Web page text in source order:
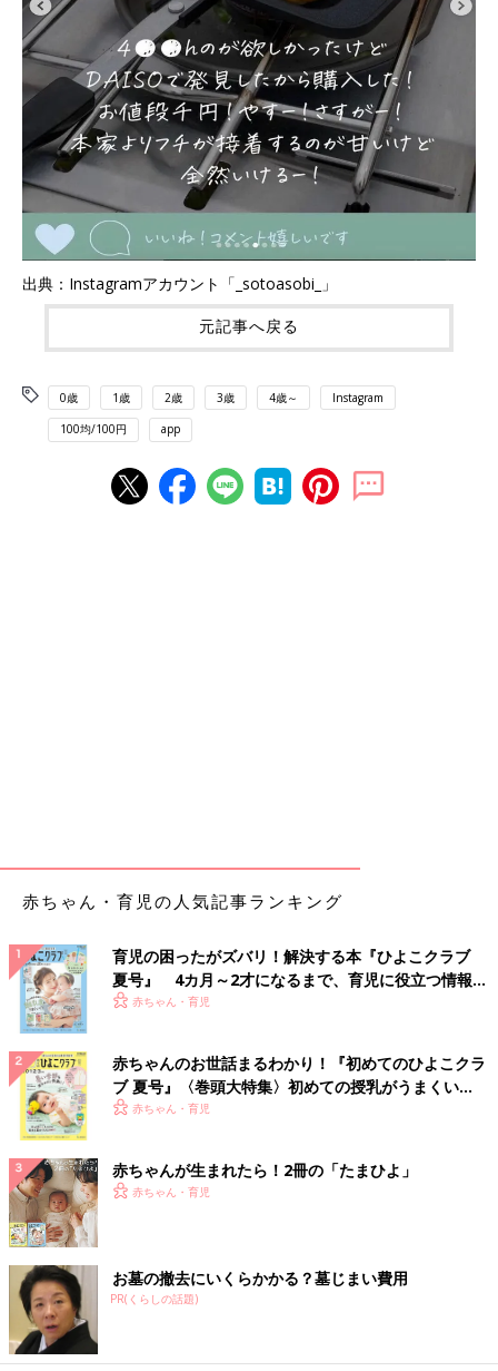
出典：Instagramアカウント「_sotoasobi_」
元記事へ戻る
0歳 1歳 2歳 3歳 4歳～ Instagram
100均/100円 app
赤ちゃん・育児の人気記事ランキング
育児の困ったがズバリ！解決する本『ひよこクラブ
夏号』 4カ月～2才になるまで、育児に役立つ情報が
いっぱい！
赤ちゃん・育児
赤ちゃんのお世話まるわかり！『初めてのひよこクラ
ブ 夏号』〈巻頭大特集〉初めての授乳がうまくい
く！ おっぱい・ミルクの基本と夏のトラブル 解決テ
赤ちゃん・育児
赤ちゃんが生まれたら！2冊の「たまひよ」
赤ちゃん・育児
お墓の撤去にいくらかかる？墓じまい費用
PR(くらしの話題)